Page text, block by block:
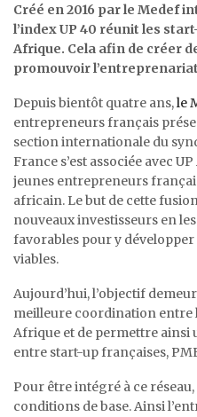
Créé en 2016 par le Medef
l’index UP 40 réunit les
Afrique. Cela afin de créer
promouvoir
Depuis bientôt quatre ans,le
entrepreneurs français
section internationale du
France s’est associée avec
jeunes entrepreneurs
africain. Le but de cette
nouveaux investisseurs en
favorables pour y
viables.
Aujourd’hui, l’objectif
meilleure coordination entre
Afrique et de permettre
entre start-up françaises,
Pour être intégré à ce
conditions de base. Ainsi